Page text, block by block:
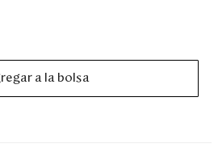
a la bolsa